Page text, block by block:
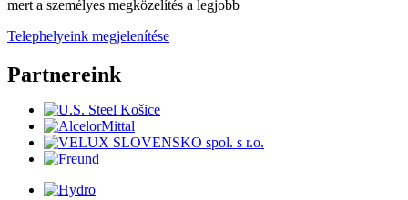
mert a személyes megközelítés a legjobb
Telephelyeink megjelenítése
Partnereink